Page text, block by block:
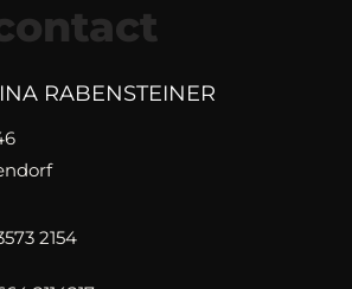
RABENSTEINER
2154